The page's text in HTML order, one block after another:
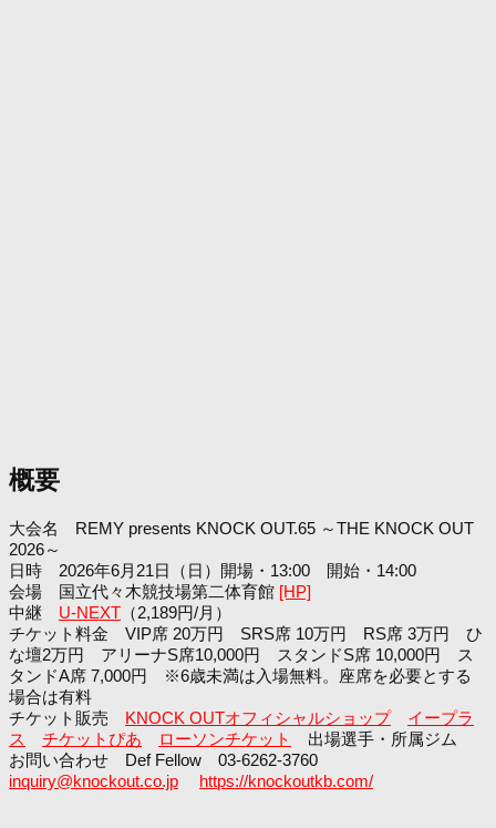
概要
大会名 REMY presents KNOCK OUT.65 ～THE KNOCK OUT
2026～
日時 2026年6月21日（日）開場・13:00 開始・14:00
会場 国立代々木競技場第二体育館 [HP]
中継 U-NEXT （2,189円/月）
チケット料金 VIP席 20万円 SRS席 10万円 RS席 3万円 ひ
な壇2万円 アリーナS席10,000円 スタンドS席 10,000円 ス
タンドA席 7,000円 ※6歳未満は入場無料。座席を必要とする
場合は有料
チケット販売 KNOCK OUTオフィシャルショップ
イープラ
ス
チケットぴあ ローソンチケット
出場選手・所属ジム
お問い合わせ Def Fellow 03-6262-3760
inquiry@knockout.co.jp
https://knockoutkb.com/